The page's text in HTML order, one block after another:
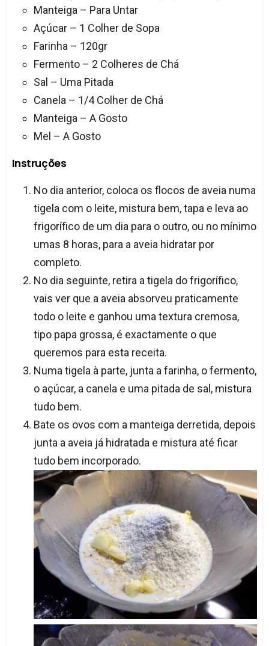
Manteiga – Para Untar
Açúcar – 1 Colher de Sopa
Farinha – 120gr
Fermento – 2 Colheres de Chá
Sal – Uma Pitada
Canela – 1/4 Colher de Chá
Manteiga – A Gosto
Mel – A Gosto
Instruções
No dia anterior, coloca os flocos de aveia numa
tigela com o leite, mistura bem, tapa e leva ao
frigorífico de um dia para o outro, ou no mínimo
umas 8 horas, para a aveia hidratar por
completo.
No dia seguinte, retira a tigela do frigorífico,
vais ver que a aveia absorveu praticamente
todo o leite e ganhou uma textura cremosa,
tipo papa grossa, é exactamente o que
queremos para esta receita.
Numa tigela à parte, junta a farinha, o fermento,
o açúcar, a canela e uma pitada de sal, mistura
tudo bem.
Bate os ovos com a manteiga derretida, depois
junta a aveia já hidratada e mistura até ficar
tudo bem incorporado.